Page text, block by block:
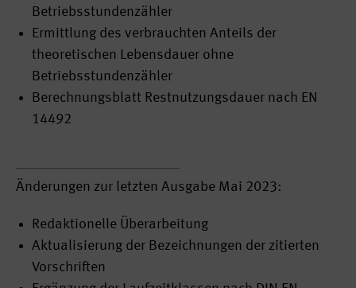
Betriebsstundenzähler
Ermittlung des verbrauchten Anteils der
theoretischen Lebensdauer ohne
Betriebsstundenzähler
Berechnungsblatt Restnutzungsdauer nach EN
14492
Änderungen zur letzten Ausgabe Mai 2023:
Redaktionelle Überarbeitung
Aktualisierung der Bezeichnungen der zitierten
Vorschriften